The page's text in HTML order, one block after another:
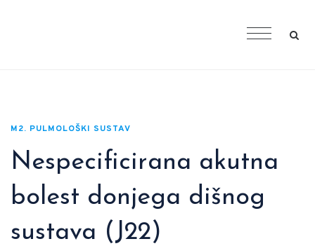
M2. PULMOLOŠKI SUSTAV
Nespecificirana akutna
bolest donjega dišnog
sustava (J22)